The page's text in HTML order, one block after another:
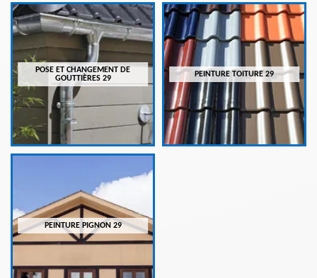
POSE ET CHANGEMENT DE
GOUTTIÈRES 29
PEINTURE TOITURE 29
PEINTURE PIGNON 29